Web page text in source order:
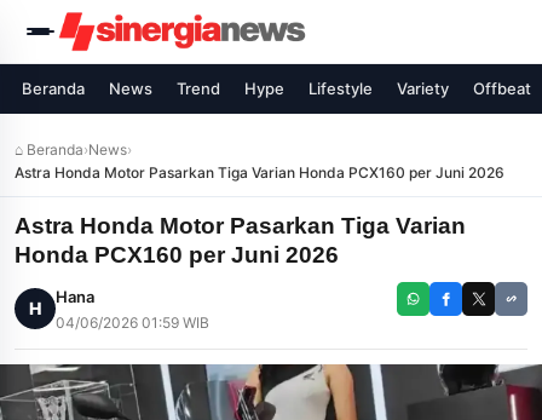
Beranda News Trend Hype Lifestyle Variety Offbeat
⌂ Beranda›News›
Astra Honda Motor Pasarkan Tiga Varian Honda PCX160 per Juni 2026
Astra Honda Motor Pasarkan Tiga Varian
Honda PCX160 per Juni 2026
H
Hana
04/06/2026 01:59 WIB